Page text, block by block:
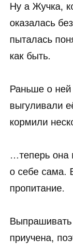
Ну а Жучка,
оказалась
пыталась
как быть.
Раньше о ней
выгуливали
кормили
…теперь она
о себе сама.
пропитание.
приучена,